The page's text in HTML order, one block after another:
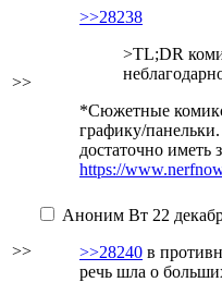
>>
>>28238
>TL;DR
*Сюжетные
графику/
достаточно иметь
https://
>>
Аноним Вт 22
>>28240 в
речь шла о